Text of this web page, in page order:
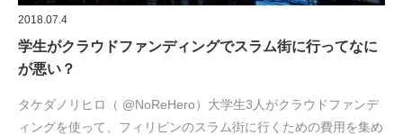
2018.07.4
学生がクラウドファンディングでスラム街に行ってなに
が悪い？
タケダノリヒロ（ @NoReHero）大学生3人がクラウドファンデ
ィングを使って、フィリピンのスラム街に行くための費用を集め